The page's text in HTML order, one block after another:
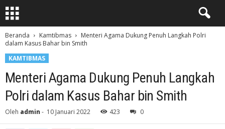
Beranda Kamtibmas
Menteri Agama Dukung Penuh Langkah Polri
dalam Kasus Bahar bin Smith
KAMTIBMAS
Menteri Agama Dukung Penuh Langkah
Polri dalam Kasus Bahar bin Smith
Oleh admin - 10 Januari 2022 423 0